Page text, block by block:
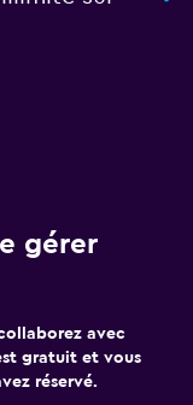
gérer
avec
gratuit et vous
réservé.